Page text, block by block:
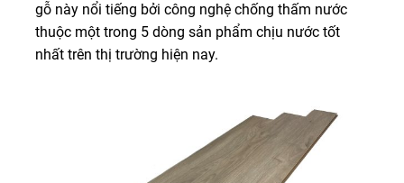
gỗ này nổi tiếng bởi công nghệ chống thấm nước
thuộc một trong 5 dòng sản phẩm chịu nước tốt
nhất trên thị trường hiện nay.